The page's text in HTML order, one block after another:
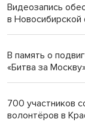
Новосибирский
Обновлённое
Видеозапись
в Новосибирской
В память о
«Битва за
700 участников
волонтёров в